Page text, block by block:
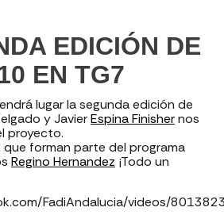
EDICIÓN DE
EN TG7
lugar la segunda edición de
y JavierEspina Finishernos
proyecto.⁣
forman parte del programa
Regino Hernandez ¡Todo un
FadiAndalucia/videos/